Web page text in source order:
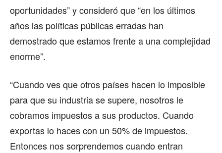
oportunidades” y consideró que “en los últimos
años las políticas públicas erradas han
demostrado que estamos frente a una complejidad
enorme”.
“Cuando ves que otros países hacen lo imposible
para que su industria se supere, nosotros le
cobramos impuestos a sus productos. Cuando
exportas lo haces con un 50% de impuestos.
Entonces nos sorprendemos cuando entran